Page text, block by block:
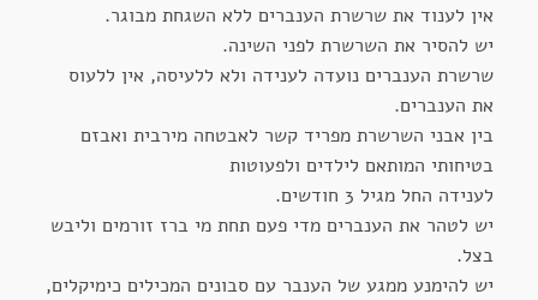
אין לענוד את שרשרת הענברים ללא השגחת מבוגר.
יש להסיר את השרשרת לפני השינה.
שרשרת הענברים נועדה לענידה ולא ללעיסה, אין ללעוס
את הענברים.
בין אבני השרשרת מפריד קשר לאבטחה מירבית ואבזם
בטיחותי המותאם לילדים ולפעוטות
לענידה החל מגיל 3 חודשים.
יש לטהר את הענברים מדי פעם תחת מי ברז זורמים וליבש
בצל.
יש להימנע ממגע של הענבר עם סבונים המכילים כימיקלים,